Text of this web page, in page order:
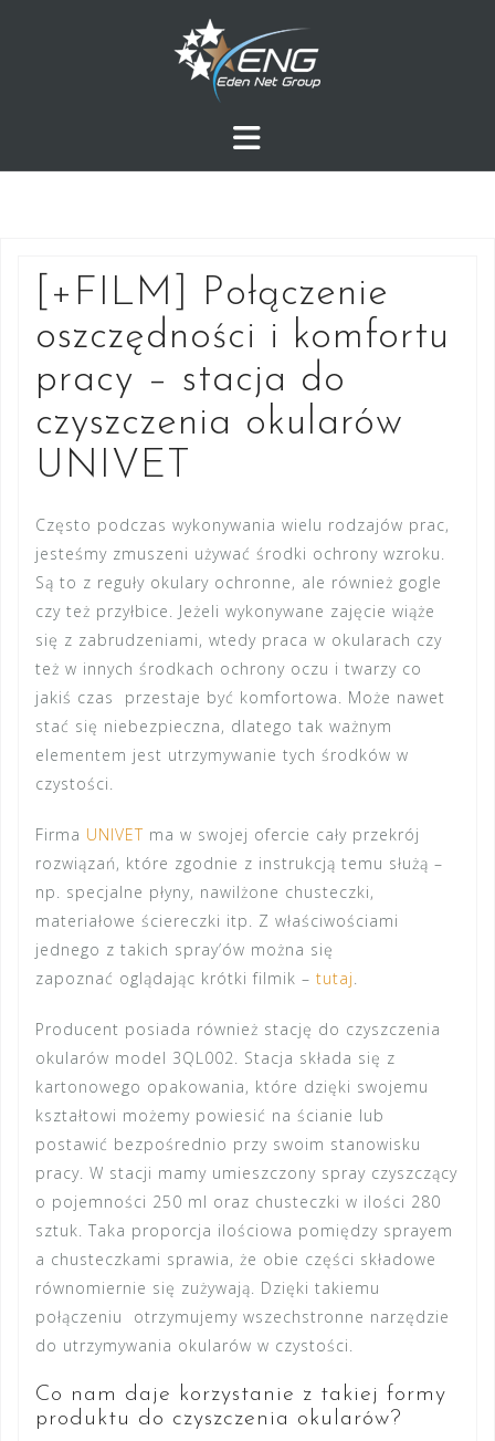
[+FILM] Połączenie
oszczędności i komfortu
pracy – stacja do
czyszczenia okularów
UNIVET
Często podczas wykonywania wielu rodzajów prac,
jesteśmy zmuszeni używać środki ochrony wzroku.
Są to z reguły okulary ochronne, ale również gogle
czy też przyłbice. Jeżeli wykonywane zajęcie wiąże
się z zabrudzeniami, wtedy praca w okularach czy
też w innych środkach ochrony oczu i twarzy co
jakiś czas przestaje być komfortowa. Może nawet
stać się niebezpieczna, dlatego tak ważnym
elementem jest utrzymywanie tych środków w
czystości.
Firma UNIVET ma w swojej ofercie cały przekrój
rozwiązań, które zgodnie z instrukcją temu służą –
np. specjalne płyny, nawilżone chusteczki,
materiałowe ściereczki itp. Z właściwościami
jednego z takich spray’ów można się
zapoznać oglądając krótki filmik – tutaj.
Producent posiada również stację do czyszczenia
okularów model 3QL002. Stacja składa się z
kartonowego opakowania, które dzięki swojemu
kształtowi możemy powiesić na ścianie lub
postawić bezpośrednio przy swoim stanowisku
pracy. W stacji mamy umieszczony spray czyszczący
o pojemności 250 ml oraz chusteczki w ilości 280
sztuk. Taka proporcja ilościowa pomiędzy sprayem
a chusteczkami sprawia, że obie części składowe
równomiernie się zużywają. Dzięki takiemu
połączeniu otrzymujemy wszechstronne narzędzie
do utrzymywania okularów w czystości.
Co nam daje korzystanie z takiej formy
produktu do czyszczenia okularów?